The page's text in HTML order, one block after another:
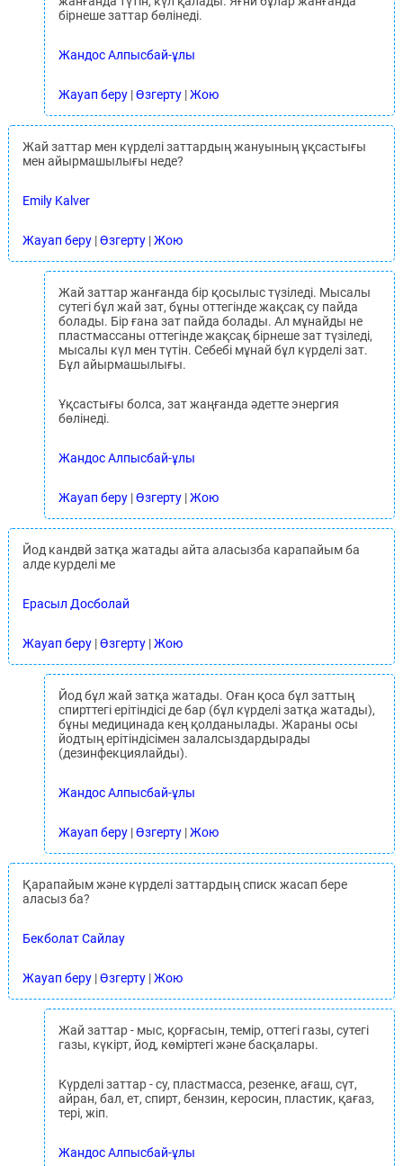
бірнеше заттар бөлінеді.
Жандос Алпысбай-ұлы
Жауап беру|Өзгерту|Жою
Жай заттар мен күрделі заттардың жануының ұқсастығы
мен айырмашылығы неде?
Emily Kalver
Жауап беру|Өзгерту|Жою
Жай заттар жанғанда бір қосылыс түзіледі. Мысалы
сутегі бұл жай зат, бұны оттегінде жақсақ су пайда
болады. Бір ғана зат пайда болады. Ал мұнайды не
пластмассаны оттегінде жақсақ бірнеше зат түзіледі,
мысалы күл мен түтін. Себебі мұнай бұл күрделі зат.
Бұл айырмашылығы.
Ұқсастығы болса, зат жаңғанда әдетте энергия
бөлінеді.
Жандос Алпысбай-ұлы
Жауап беру|Өзгерту|Жою
Йод кандвй затқа жатады айта аласызба карапайым ба
алде курделі ме
Ерасыл Досболай
Жауап беру|Өзгерту|Жою
Йод бұл жай затқа жатады. Оған қоса бұл заттың
спирттегі ерітіндісі де бар (бұл күрделі затқа жатады),
бұны медицинада кең қолданылады. Жараны осы
йодтың ерітіндісімен залалсыздардырады
(дезинфекциялайды).
Жандос Алпысбай-ұлы
Жауап беру|Өзгерту|Жою
Қарапайым және күрделі заттардың списк жасап бере
аласыз ба?
Бекболат Сайлау
Жауап беру|Өзгерту|Жою
Жай заттар - мыс, қорғасын, темір, оттегі газы, сутегі
газы, күкірт, йод, көміртегі және басқалары.
Күрделі заттар - су, пластмасса, резенке, ағаш, сүт,
айран, бал, ет, спирт, бензин, керосин, пластик, қағаз,
тері, жіп.
Жандос Алпысбай-ұлы